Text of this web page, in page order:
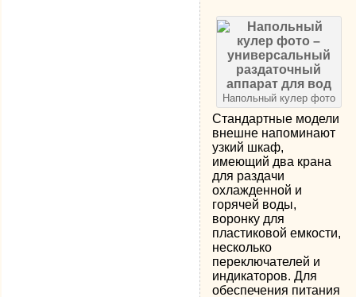
Напольный кулер фото
Стандартные модели
внешне напоминают
узкий шкаф,
имеющий два крана
для раздачи
охлажденной и
горячей воды,
воронку для
пластиковой емкости,
несколько
переключателей и
индикаторов. Для
обеспечения питания